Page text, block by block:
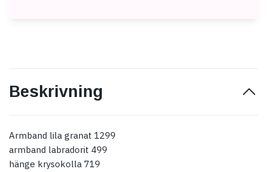
Beskrivning
Armband lila granat 1299
armband labradorit 499
hänge krysokolla 719